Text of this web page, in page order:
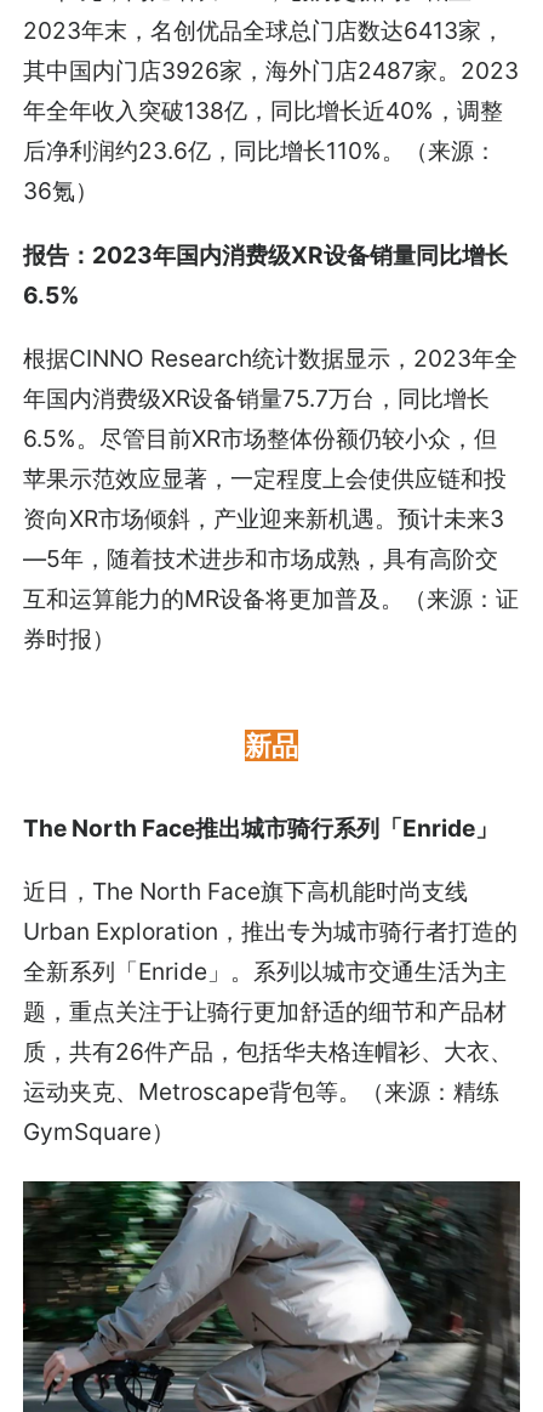
2023年末，名创优品全球总门店数达6413家，
其中国内门店3926家，海外门店2487家。2023
年全年收入突破138亿，同比增长近40%，调整
后净利润约23.6亿，同比增长110%。（来源：
36氪）
报告：2023年国内消费级XR设备销量同比增长
6.5%
根据CINNO Research统计数据显示，2023年全
年国内消费级XR设备销量75.7万台，同比增长
6.5%。尽管目前XR市场整体份额仍较小众，但
苹果示范效应显著，一定程度上会使供应链和投
资向XR市场倾斜，产业迎来新机遇。预计未来3
—5年，随着技术进步和市场成熟，具有高阶交
互和运算能力的MR设备将更加普及。（来源：证
券时报）
新品
The North Face推出城市骑行系列「Enride」
近日，The North Face旗下高机能时尚支线
Urban Exploration，推出专为城市骑行者打造的
全新系列「Enride」。系列以城市交通生活为主
题，重点关注于让骑行更加舒适的细节和产品材
质，共有26件产品，包括华夫格连帽衫、大衣、
运动夹克、Metroscape背包等。（来源：精练
GymSquare）